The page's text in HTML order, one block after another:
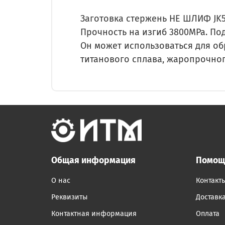
Заготовка стержень НЕ ШЛИФ
Прочность на изгиб 3800MPa.
Он может использоваться для
титанового сплава,
Общая информация
О нас
Реквизиты
Контактная информация
Оплата